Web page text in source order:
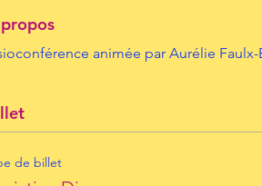
animée par Aurélie
de billet